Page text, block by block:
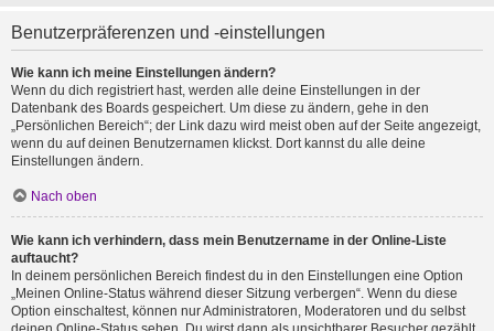
Benutzerpräferenzen und -einstellungen
Wie kann ich meine Einstellungen ändern?
Wenn du dich registriert hast, werden alle deine Einstellungen in der
Datenbank des Boards gespeichert. Um diese zu ändern, gehe in den
„Persönlichen Bereich“; der Link dazu wird meist oben auf der Seite angezeigt,
wenn du auf deinen Benutzernamen klickst. Dort kannst du alle deine
Einstellungen ändern.
Nach oben
Wie kann ich verhindern, dass mein Benutzername in der Online-Liste
auftaucht?
In deinem persönlichen Bereich findest du in den Einstellungen eine Option
„Meinen Online-Status während dieser Sitzung verbergen“. Wenn du diese
Option einschaltest, können nur Administratoren, Moderatoren und du selbst